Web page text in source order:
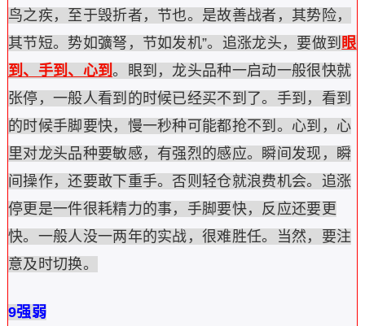
鸟之疾，至于毁折者，节也。是故善战者，其势险，
其节短。势如彍弩，节如发机”。追涨龙头，要做到 眼
到、手到、心到。眼到，龙头品种一启动一般很快就
张停，一般人看到的时候已经买不到了。手到，看到
的时候手脚要快，慢一秒种可能都抢不到。心到，心
里对龙头品种要敏感，有强烈的感应。瞬间发现，瞬
间操作，还要敢下重手。否则轻仓就浪费机会。追涨
停更是一件很耗精力的事，手脚要快，反应还要更
快。一般人没一两年的实战，很难胜任。当然，要注
意及时切换。
9强弱